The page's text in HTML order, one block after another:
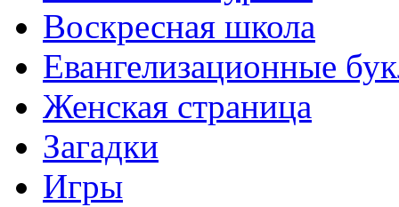
Воскресная школа
Евангелизационные
Женская страница
Загадки
Игры